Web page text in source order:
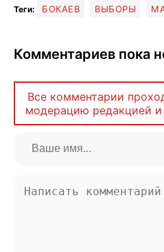
Теги: БОКАЕВ ВЫБОРЫ
Комментариев пока
Все комментарии
модерацию редакцией и